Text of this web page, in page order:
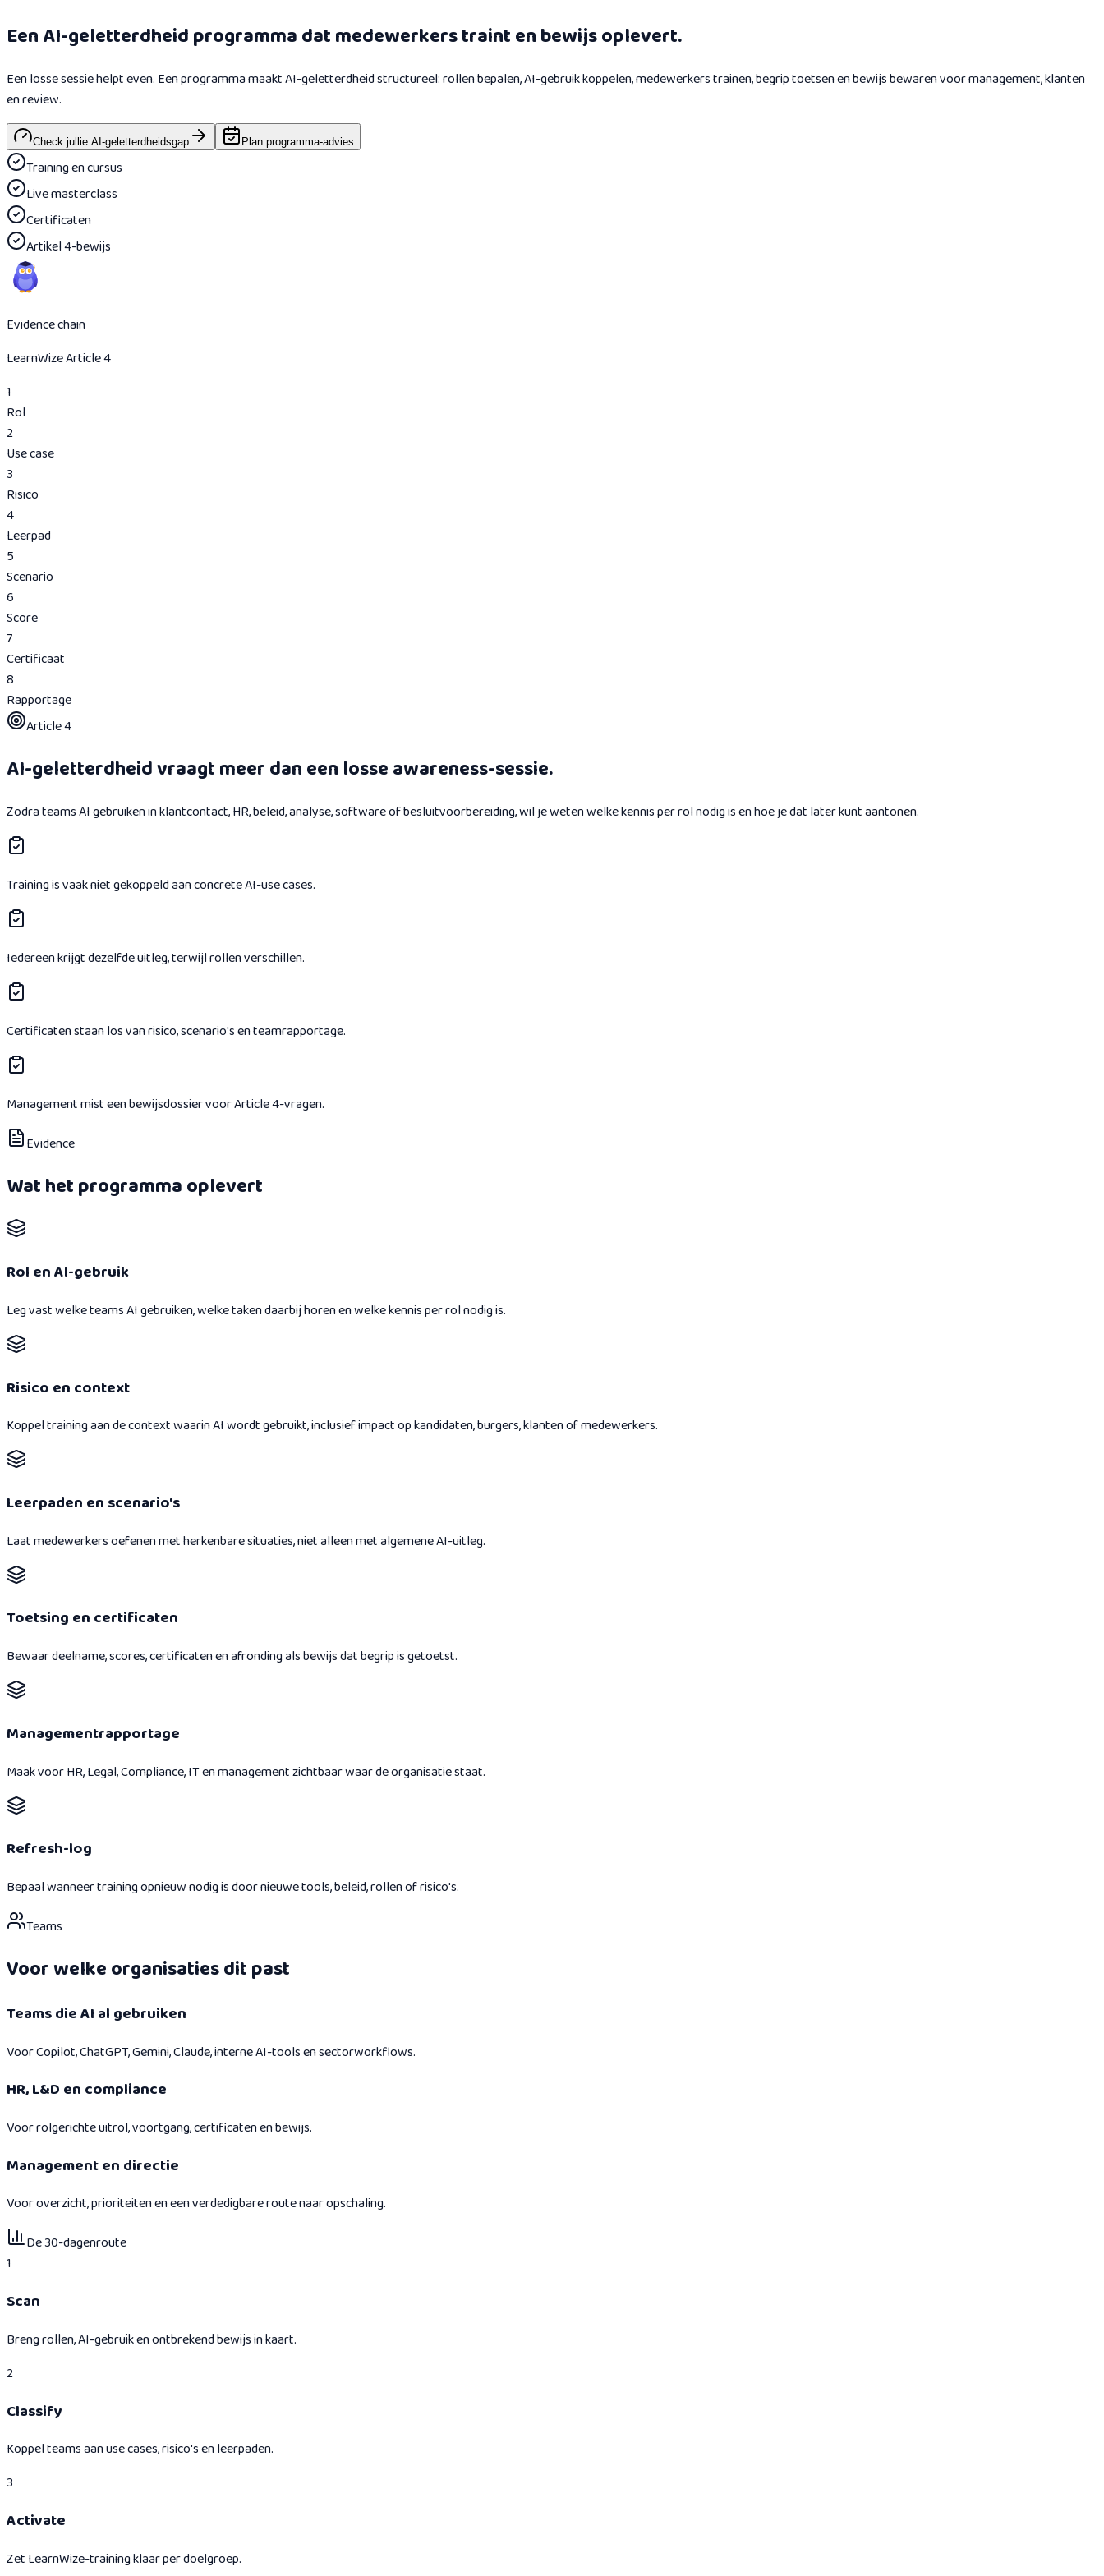
Een AI-geletterdheid programma dat medewerkers traint en bewijs oplevert.
Een losse sessie helpt even. Een programma maakt AI-geletterdheid structureel: rollen bepalen, AI-gebruik koppelen, medewerkers trainen, begrip toetsen en bewijs bewaren voor management, klanten
en review.
Check jullie AI-geletterdheidsgap Plan programma-advies
Training en cursus
Live masterclass
Certificaten
Artikel 4-bewijs
Evidence chain
LearnWize Article 4
1
Rol
2
Use case
3
Risico
4
Leerpad
5
Scenario
6
Score
7
Certificaat
8
Rapportage
Article 4
AI-geletterdheid vraagt meer dan een losse awareness-sessie.
Zodra teams AI gebruiken in klantcontact, HR, beleid, analyse, software of besluitvoorbereiding, wil je weten welke kennis per rol nodig is en hoe je dat later kunt aantonen.
Training is vaak niet gekoppeld aan concrete AI-use cases.
Iedereen krijgt dezelfde uitleg, terwijl rollen verschillen.
Certificaten staan los van risico, scenario's en teamrapportage.
Management mist een bewijsdossier voor Article 4-vragen.
Evidence
Wat het programma oplevert
Rol en AI-gebruik
Leg vast welke teams AI gebruiken, welke taken daarbij horen en welke kennis per rol nodig is.
Risico en context
Koppel training aan de context waarin AI wordt gebruikt, inclusief impact op kandidaten, burgers, klanten of medewerkers.
Leerpaden en scenario's
Laat medewerkers oefenen met herkenbare situaties, niet alleen met algemene AI-uitleg.
Toetsing en certificaten
Bewaar deelname, scores, certificaten en afronding als bewijs dat begrip is getoetst.
Managementrapportage
Maak voor HR, Legal, Compliance, IT en management zichtbaar waar de organisatie staat.
Refresh-log
Bepaal wanneer training opnieuw nodig is door nieuwe tools, beleid, rollen of risico's.
Teams
Voor welke organisaties dit past
Teams die AI al gebruiken
Voor Copilot, ChatGPT, Gemini, Claude, interne AI-tools en sectorworkflows.
HR, L&D en compliance
Voor rolgerichte uitrol, voortgang, certificaten en bewijs.
Management en directie
Voor overzicht, prioriteiten en een verdedigbare route naar opschaling.
De 30-dagenroute
1
Scan
Breng rollen, AI-gebruik en ontbrekend bewijs in kaart.
2
Classify
Koppel teams aan use cases, risico's en leerpaden.
3
Activate
Zet LearnWize-training klaar per doelgroep.